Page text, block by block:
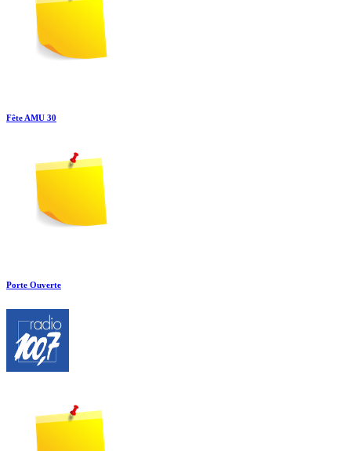
Fête AMU 30
Porte Ouverte